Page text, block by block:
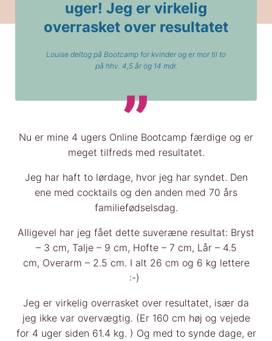
uger! Jeg er virkelig
overrasket over resultatet
Louise deltog på Bootcamp for kvinder og er mor til to
på hhv. 4,5 år og 14 mdr.
Nu er mine 4 ugers Online Bootcamp færdige og er
meget tilfreds med resultatet.
Jeg har haft to lørdage, hvor jeg har syndet. Den
ene med cocktails og den anden med 70 års
familiefødselsdag.
Alligevel har jeg fået dette suveræne resultat: Bryst
– 3 cm, Talje – 9 cm, Hofte – 7 cm, Lår – 4.5
cm, Overarm – 2.5 cm. I alt 26 cm og 6 kg lettere
:-)
Jeg er virkelig overrasket over resultatet, især da
jeg ikke var overvægtig. (Er 160 cm høj og vejede
for 4 uger siden 61.4 kg. ) Og med to synde dage, er